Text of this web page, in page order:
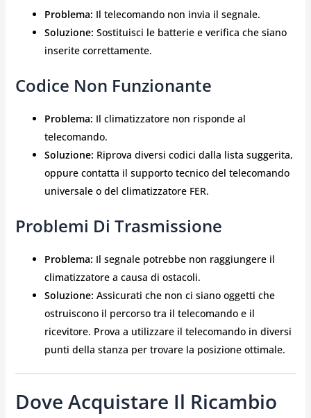
Problema: Il telecomando non invia il segnale.
Soluzione: Sostituisci le batterie e verifica che siano
inserite correttamente.
Codice Non Funzionante
Problema: Il climatizzatore non risponde al
telecomando.
Soluzione: Riprova diversi codici dalla lista suggerita,
oppure contatta il supporto tecnico del telecomando
universale o del climatizzatore FER.
Problemi Di Trasmissione
Problema: Il segnale potrebbe non raggiungere il
climatizzatore a causa di ostacoli.
Soluzione: Assicurati che non ci siano oggetti che
ostruiscono il percorso tra il telecomando e il
ricevitore. Prova a utilizzare il telecomando in diversi
punti della stanza per trovare la posizione ottimale.
Dove Acquistare Il Ricambio